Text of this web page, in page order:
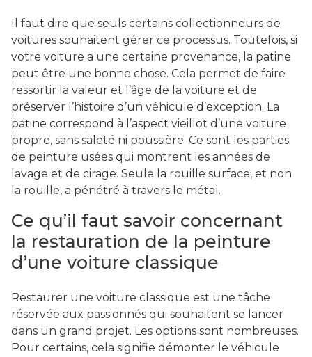
Il faut dire que seuls certains collectionneurs de
voitures souhaitent gérer ce processus. Toutefois, si
votre voiture a une certaine provenance, la patine
peut être une bonne chose. Cela permet de faire
ressortir la valeur et l’âge de la voiture et de
préserver l’histoire d’un véhicule d’exception. La
patine correspond à l’aspect vieillot d’une voiture
propre, sans saleté ni poussière. Ce sont les parties
de peinture usées qui montrent les années de
lavage et de cirage. Seule la rouille surface, et non
la rouille, a pénétré à travers le métal.
Ce qu’il faut savoir concernant
la restauration de la peinture
d’une voiture classique
Restaurer une voiture classique est une tâche
réservée aux passionnés qui souhaitent se lancer
dans un grand projet. Les options sont nombreuses.
Pour certains, cela signifie démonter le véhicule